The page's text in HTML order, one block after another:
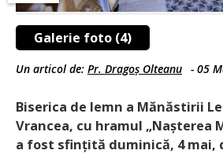
Galerie foto (4)
Un articol de: Pr. Dragoș Olteanu - 05
Biserica de lemn a Mănăstirii
Vrancea, cu hramul „Nașterea
a fost sfințită duminică, 4 mai,